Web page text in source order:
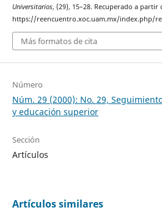
Universitarios, (29), 15–28. Recuperado a partir
https://reencuentro.xoc.uam.mx/index.php/
Más formatos de cita
Número
Núm. 29 (2000): No. 29,
y educación superior
Sección
Artículos
Artículos similares